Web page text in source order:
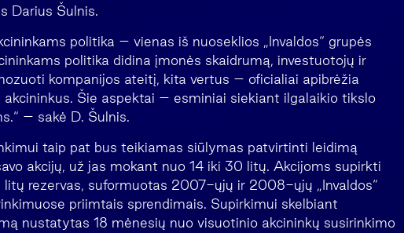
Darius Šulnis.
politika – vienas iš nuoseklios „Invaldos“ grupės
politika didina įmonės skaidrumą, investuotojų ir
kompanijos ateitį, kita vertus – oficialiai apibrėžia
akcininkus. Šie aspektai – esminiai siekiant ilgalaikio tikslo
– sakė D. Šulnis.
taip pat bus teikiamas siūlymas patvirtinti leidimą
akcijų, už jas mokant nuo 14 iki 30 litų. Akcijoms supirkti
litų rezervas, suformuotas 2007-ųjų ir 2008-ųjų „Invaldos“
priimtais sprendimais. Supirkimui skelbiant
nustatytas 18 mėnesių nuo visuotinio akcininkų susirinkimo